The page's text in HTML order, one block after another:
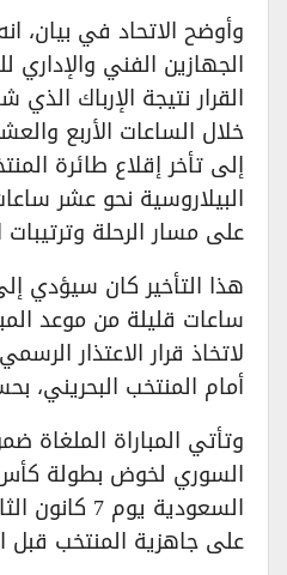
وأوضح الاتحاد في بيان،
الجهازين الفني والإداري
القرار نتيجة الإرباك
خلال الساعات الأربع
إلى تأخر إقلاع طائرة
البيلاروسية نحو عشر
على مسار الرحلة
هذا التأخير كان سيؤدي
ساعات قليلة من موعد
لاتخاذ قرار الاعتذار
أمام المنتخب البحريني،
وتأتي المباراة الملغاة
السوري لخوض بطولة كأس
على جاهزية المنتخب قبل